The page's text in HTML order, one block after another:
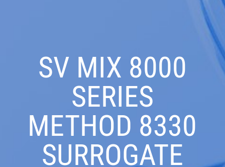
SV MIX 8000
SERIES
METHOD 8330
SURROGATE